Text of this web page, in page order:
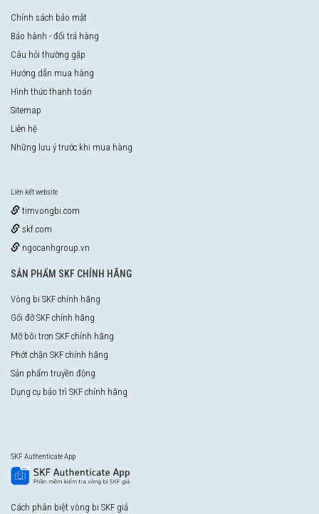
Chính sách bảo mật
Bảo hành - đổi trả hàng
Câu hỏi thường gặp
Hướng dẫn mua hàng
Hình thức thanh toán
Sitemap
Liên hệ
Những lưu ý trước khi mua hàng
Liên kết website
timvongbi.com
skf.com
ngocanhgroup.vn
SẢN PHẨM SKF CHÍNH HÃNG
Vòng bi SKF chính hãng
Gối đỡ SKF chính hãng
Mỡ bôi trơn SKF chính hãng
Phớt chặn SKF chính hãng
Sản phẩm truyền động
Dụng cụ bảo trì SKF chính hãng
SKF Authenticate App
Cách phân biệt vòng bi SKF giả